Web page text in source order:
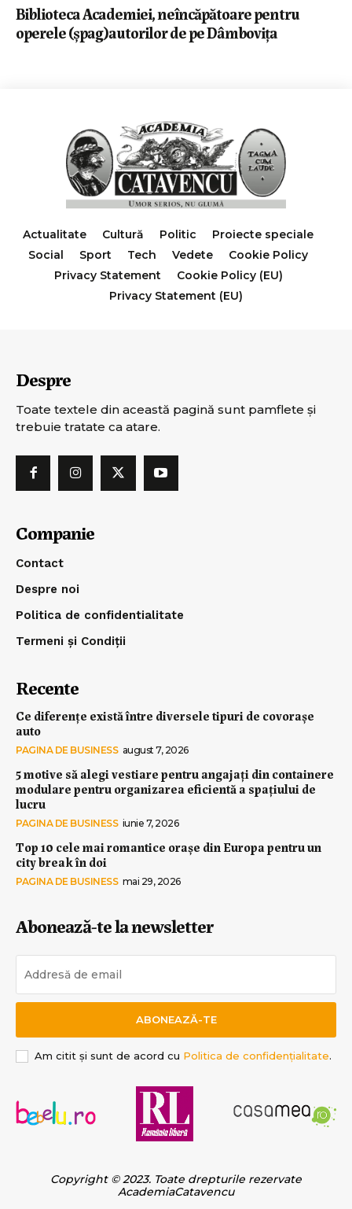
Biblioteca Academiei, neîncăpătoare pentru
operele (șpag)autorilor de pe Dâmbovița
Actualitate Cultură Politic
Proiecte speciale
Social
Sport Tech Vedete
Cookie Policy
Privacy Statement
Cookie Policy (EU)
Privacy Statement (EU)
Despre
Toate textele din această pagină sunt pamflete şi
trebuie tratate ca atare.
Companie
Contact
Despre noi
Politica de confidentialitate
Termeni și Condiții
Recente
Ce diferențe există între diversele tipuri de covorașe
auto
PAGINA DE BUSINESS august 7, 2026
5 motive să alegi vestiare pentru angajați din containere
modulare pentru organizarea eficientă a spațiului de
lucru
PAGINA DE BUSINESS iunie 7, 2026
Top 10 cele mai romantice orașe din Europa pentru un
city break în doi
PAGINA DE BUSINESS mai 29, 2026
Abonează-te la newsletter
ABONEAZĂ-TE
Am citit și sunt de acord cu Politica de confidențialitate.
Copyright © 2023. Toate drepturile rezervate
AcademiaCatavencu